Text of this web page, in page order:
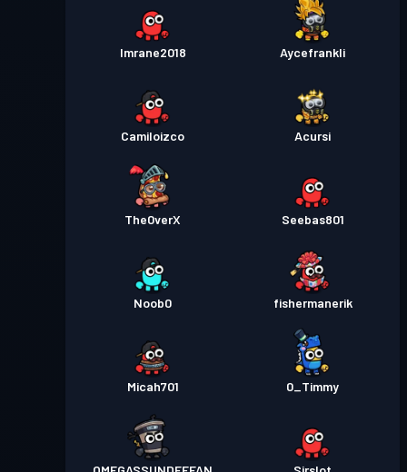
Imrane2018 Aycefrankli
Camiloizco Acursi
The0verX Seebas801
Noob0 fishermanerik
Micah701 0_Timmy